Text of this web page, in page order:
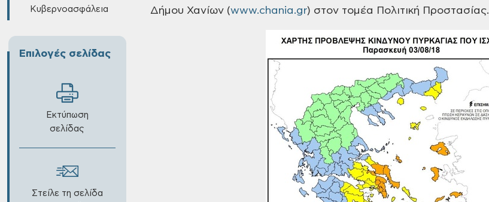
Κυβερνοασφάλεια
Επιλογές σελίδας
Εκτύπωση
σελίδας
Στείλε τη σελίδα
Δήμου Χανίων (www.chania.gr) στον τομέα Πολιτική Προστασίας.